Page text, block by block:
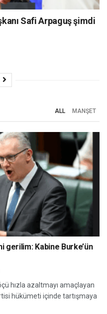
Safi Arpaguş şimdi
ALL MANŞET
gerilim: Kabine Burke’ün
hızla azaltmayı amaçlayan
hükümeti içinde tartışmaya